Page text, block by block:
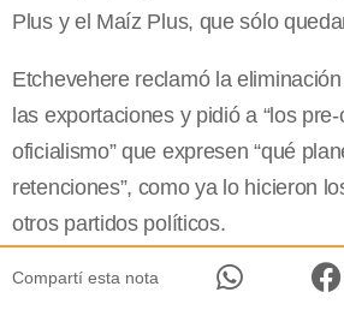
Plus y el Maíz Plus, que sólo
Etchevehere reclamó la
las exportaciones y pidió a “los
oficialismo” que expresen “qué
retenciones”, como ya lo hicieron
otros partidos políticos.
Compartí esta nota